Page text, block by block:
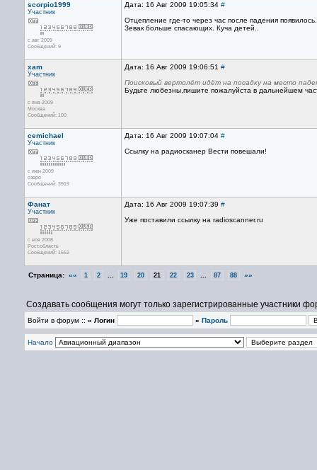
scorpio1999
Участник
с авг 2009
Сообщений: 9
Дата: 16 Авг 2009 19:05:34 #
Отцепление где-то через час после падения
Зевак больше спасающих. Куча детей..
xam
Участник
с янв 2009
Москва
Сообщений: 100
Дата: 16 Авг 2009 19:06:51 #
Поисковый вертолёт идёт на посадку на место
Будьте любезны,пишите пожалуйста в дальнейшем
cemichael
Участник
с июн 2009
озеро
Сообщений: 3919
Дата: 16 Авг 2009 19:07:04 #
Ссылку на радиосканер Вести повешали!
Фанат
Участник
с ноя 2008
Рост.область
Сообщений: 1562
Дата: 16 Авг 2009 19:07:39 #
Уже поставили ссылку на radioscanner.ru
Страница: «« 1 2 19 20 21 22 23 87 88 »»
Создавать сообщения могут только зарегистрированные участники
Войти в форум :: » Логин » Пароль
Начало